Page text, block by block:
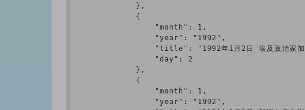
            },
            {
                "month": 1,
                "year": "1992",
"title": "1992年1月2日 埃及政治家加
                "day": 2
            },
            {
                "month": 1,
                "year": "1992",